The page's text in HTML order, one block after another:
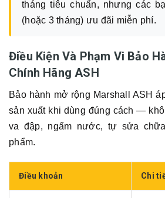
tháng tiêu chuẩn, nhưng các
(hoặc 3 tháng) ưu đãi miễn phí.
Điều Kiện Và Phạm Vi Bảo
Chính Hãng ASH
Bảo hành mở rộng Marshall ASH
sản xuất khi dùng đúng cách —
va đập, ngấm nước, tự sửa
phẩm.
Điều khoản Chi